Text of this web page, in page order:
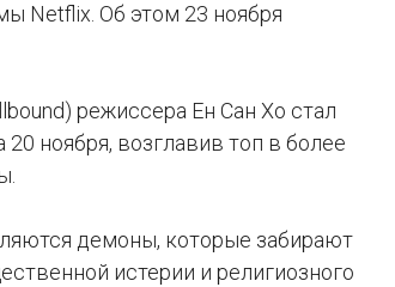
Netflix. Об этом 23 ноября
режиссера Ен Сан Хо стал
ноября, возглавив топ в более
демоны, которые забирают
истерии и религиозного